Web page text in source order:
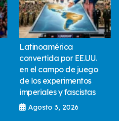
Latinoamérica
convertida por EE.UU.
en el campo de juego
de los experimentos
imperiales y fascistas
Agosto 3, 2026